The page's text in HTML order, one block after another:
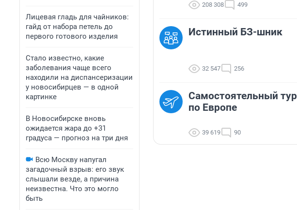
Лицевая гладь для чайников:
гайд от набора петель до
первого готового изделия
Стало известно, какие
заболевания чаще всего
находили на диспансеризации
у новосибирцев — в одной
картинке
В Новосибирске вновь
ожидается жара до +31
градуса — прогноз на три дня
Всю Москву напугал
загадочный взрыв: его звук
слышали везде, а причина
неизвестна. Что это могло
быть
208 308 499
Истинный БЗ-шник
32 547 256
Самостоятельный тур
по Европе
39 619 90